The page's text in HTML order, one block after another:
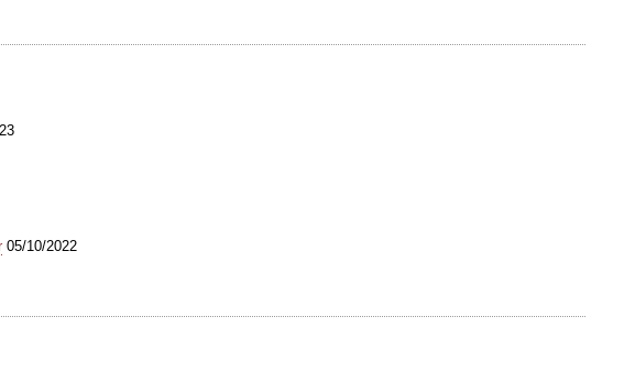
05/10/2022